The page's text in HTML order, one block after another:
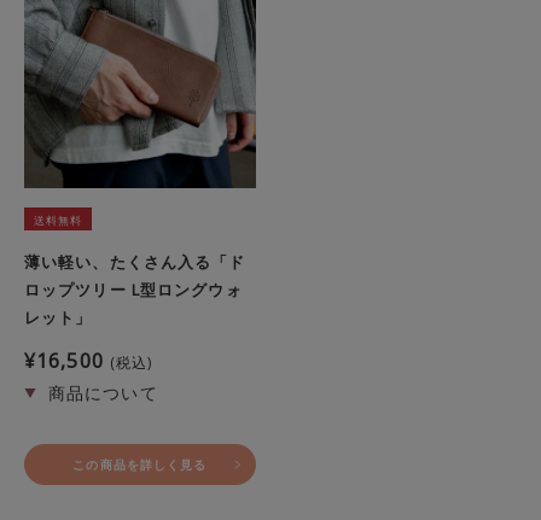
送料無料
薄い軽い、たくさん入る「ド
ロップツリー L型ロングウォ
レット」
¥16,500 税込
この商品を詳しく見る